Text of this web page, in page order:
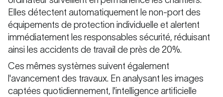
Elles détectent automatiquement le non-port des
équipements de protection individuelle et alertent
immédiatement les responsables sécurité, réduisant
ainsi les accidents de travail de près de 20%.
Ces mêmes systèmes suivent également
l'avancement des travaux. En analysant les images
captées quotidiennement, l'intelligence artificielle